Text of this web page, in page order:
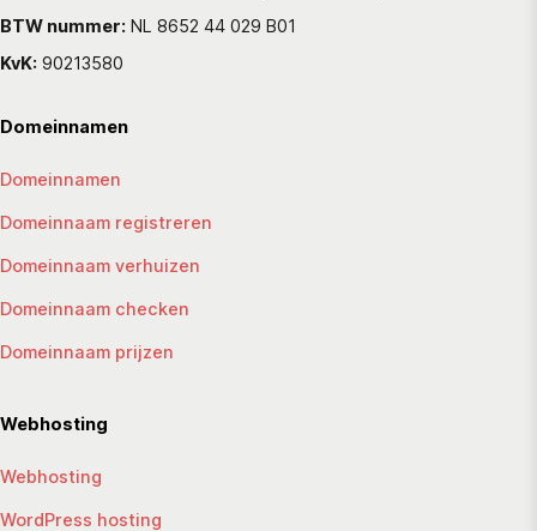
BTW nummer: NL 8652 44 029 B01
KvK: 90213580
Domeinnamen
Domeinnamen
Domeinnaam registreren
Domeinnaam verhuizen
Domeinnaam checken
Domeinnaam prijzen
Webhosting
Webhosting
WordPress hosting